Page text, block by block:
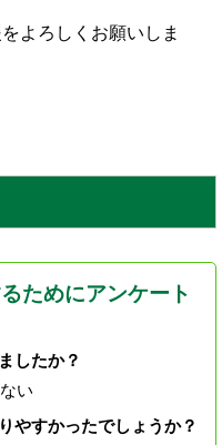
よろしくお願いしま
ためにアンケート
したか？
い
やすかったでしょうか？